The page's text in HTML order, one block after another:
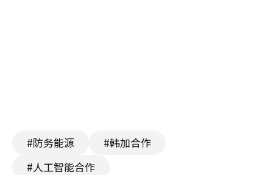
#防务能源
#韩加合作
#人工智能合作